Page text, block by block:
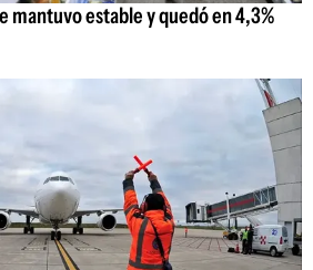
mantuvo estable y quedó en 4,3%